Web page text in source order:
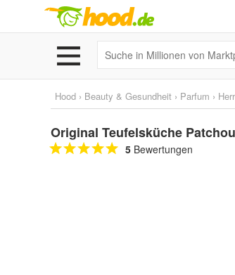
Hood › Beauty & Gesundheit › Parfum ›
Original Teufelsküche
5 Bewertungen